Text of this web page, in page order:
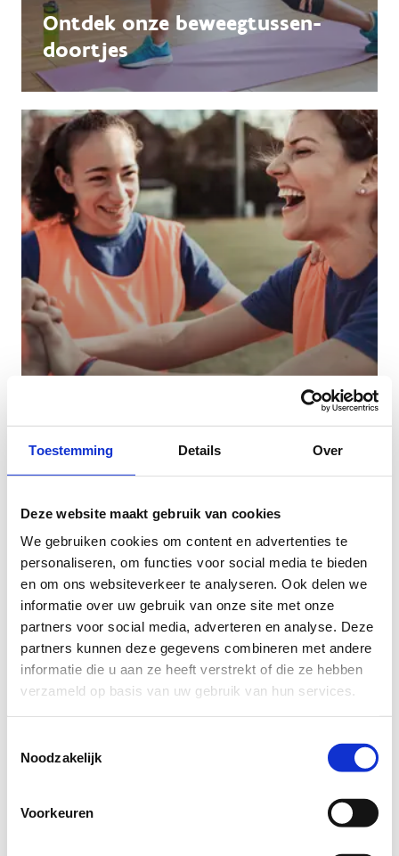
Toestemming Details Over
Deze website maakt gebruik van cookies
We gebruiken cookies om content en advertenties te
personaliseren, om functies voor social media te bieden
en om ons websiteverkeer te analyseren. Ook delen we
informatie over uw gebruik van onze site met onze
partners voor social media, adverteren en analyse. Deze
partners kunnen deze gegevens combineren met andere
informatie die u aan ze heeft verstrekt of die ze hebben
verzameld op basis van uw gebruik van hun services.
Noodzakelijk
Voorkeuren
Ontdek onze beweegtussen-
doortjes
Vind een sportclub in jouw
buurt